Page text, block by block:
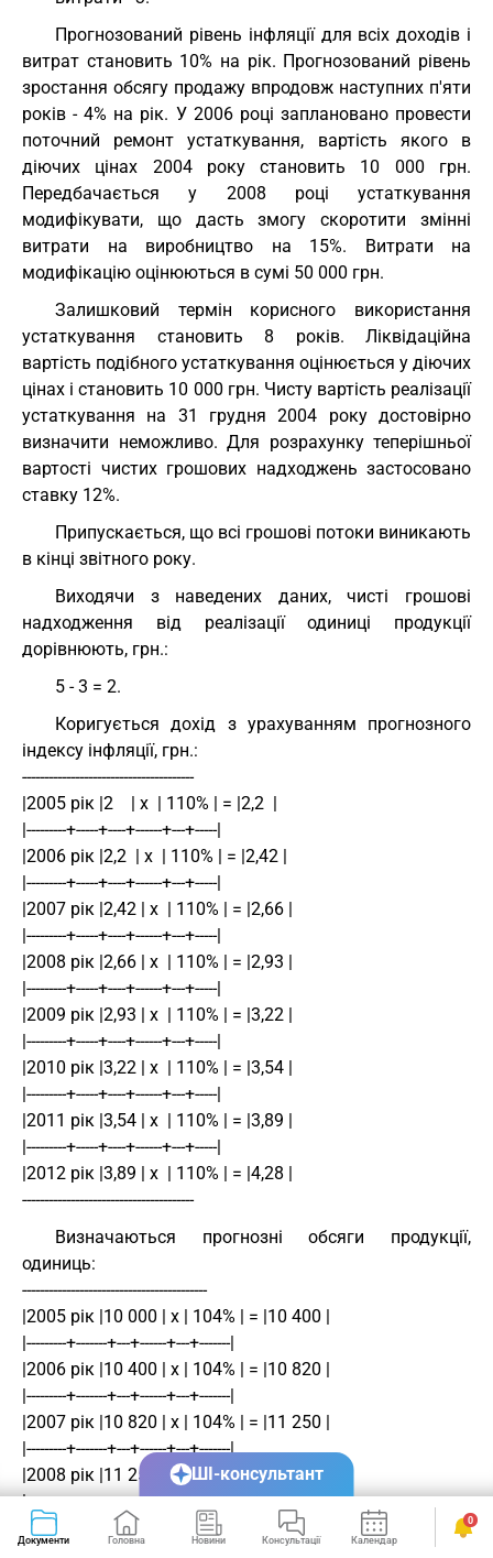
Прогнозований рівень інфляції для всіх доходів і
витрат становить 10% на рік. Прогнозований рівень
зростання обсягу продажу впродовж наступних п'яти
років - 4% на рік. У 2006 році заплановано провести
поточний ремонт устаткування, вартість якого в
діючих цінах 2004 року становить 10 000 грн.
Передбачається у 2008 році устаткування
модифікувати, що дасть змогу скоротити змінні
витрати на виробництво на 15%. Витрати на
модифікацію оцінюються в сумі 50 000 грн.
Залишковий термін корисного використання
устаткування становить 8 років. Ліквідаційна
вартість подібного устаткування оцінюється у діючих
цінах і становить 10 000 грн. Чисту вартість реалізації
устаткування на 31 грудня 2004 року достовірно
визначити неможливо. Для розрахунку теперішньої
вартості чистих грошових надходжень застосовано
ставку 12%.
Припускається, що всі грошові потоки виникають
в кінці звітного року.
Виходячи з наведених даних, чисті грошові
надходження від реалізації одиниці продукції
дорівнюють, грн.:
5 - 3 = 2.
Коригується дохід з урахуванням прогнозного
індексу інфляції, грн.:
---------------------------------------
|2005 рік |2    | х  | 110% | = |2,2  |
|---------+-----+----+------+---+-----|
|2006 рік |2,2  | х  | 110% | = |2,42 |
|---------+-----+----+------+---+-----|
|2007 рік |2,42 | х  | 110% | = |2,66 |
|---------+-----+----+------+---+-----|
|2008 рік |2,66 | х  | 110% | = |2,93 |
|---------+-----+----+------+---+-----|
|2009 рік |2,93 | х  | 110% | = |3,22 |
|---------+-----+----+------+---+-----|
|2010 рік |3,22 | х  | 110% | = |3,54 |
|---------+-----+----+------+---+-----|
|2011 рік |3,54 | х  | 110% | = |3,89 |
|---------+-----+----+------+---+-----|
|2012 рік |3,89 | х  | 110% | = |4,28 |
---------------------------------------
Визначаються прогнозні обсяги продукції,
одиниць:
------------------------------------------
|2005 рік |10 000 | х | 104% | = |10 400 |
|---------+-------+---+------+---+-------|
|2006 рік |10 400 | х | 104% | = |10 820 |
|---------+-------+---+------+---+-------|
|2007 рік |10 820 | х | 104% | = |11 250 |
|---------+-------+---+------+---+-------|
|2008 рік |11 250 | х | 104% | = |11 700 |
|---------+-------+---+------+---+-------|
|2009 рік |11 700 | х | 104% | = |12 170 |
Документи Головна Новини Консультації Календар Сервіси
0
ШІ-консультант